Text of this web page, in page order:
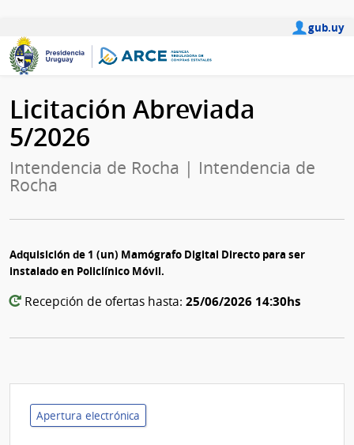
gub.uy
Licitación Abreviada
5/2026
Intendencia de Rocha | Intendencia de
Rocha
Adquisición de 1 (un) Mamógrafo Digital Directo para ser
instalado en Policlínico Móvil.
Recepción de ofertas hasta: 25/06/2026 14:30hs
Apertura electrónica